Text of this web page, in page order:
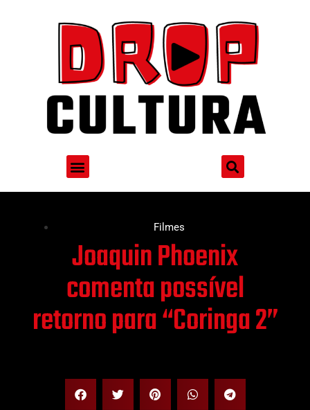
Filmes
Joaquin Phoenix
comenta possível
retorno para “Coringa 2”